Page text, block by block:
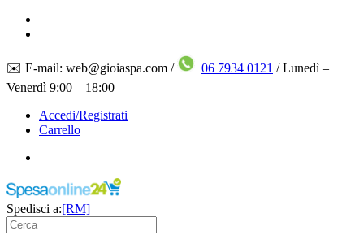
✉️ E-mail: web@gioiaspa.com / 06 7934 0121 / Lunedì –
Venerdì 9:00 – 18:00
Accedi/Registrati
Carrello
Spedisci a:[RM]